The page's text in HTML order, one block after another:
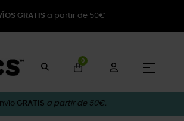
GRATIS a partir de 50€
0
☰
GRATIS a partir de 50€.